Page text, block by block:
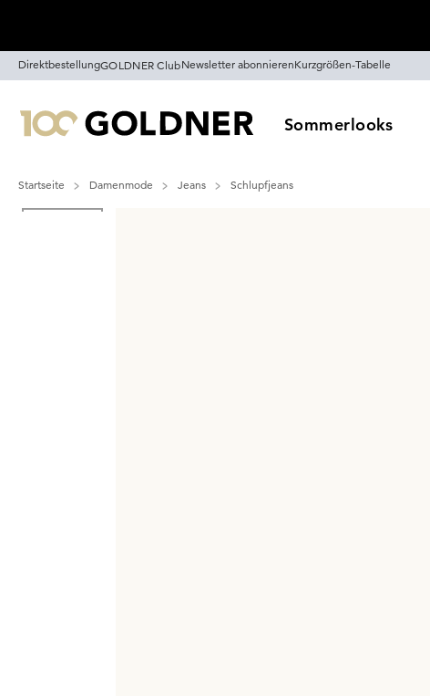
DirektbestellungGOLDNER ClubNewsletter abonnierenKurzgrößen-Tabelle
Sommerlooks
Startseite Damenmode Jeans
Schlupfjeans